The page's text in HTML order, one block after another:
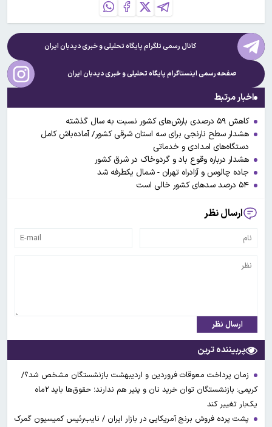
کانال رسمی تلگرام پایگاه تحلیلی و خبریدیدبان ایران
صفحه رسمی اینستاگرام پایگاه تحلیلی و خبریدیدبان ایران
اخبار مرتبط
کاهش ۵۹ درصدی بارش‌های کشور نسبت به سال گذشته
هشدار سطح نارنجی برای سه استان شرقی کشور/ آماده‌باش کامل
دستگاه‌های امدادی و خدماتی
هشدار درباره وقوع باد و گردوخاک در شرق کشور
جاده چالوس و آزادراه تهران - شمال یکطرفه شد
۵۴ درصد سدهای کشور خالی است
ارسال نظر
ارسال نظر
پربیننده ترین
زمان پرداخت معوقات فروردین و اردیبهشت بازنشستگان مشخص شد؟/
کریمی: بازنشستگان توان خرید نان و پنیر هم ندارند؛ حقوق‌ها باید ۲ماه
یک‌بار تغییر کند
پشت پرده فروش برنج آمریکایی در بازار ایران / نایب‌رئیس کمیسیون گمرک